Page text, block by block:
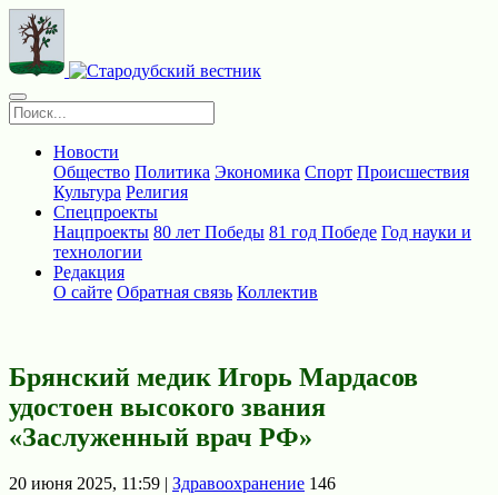
Новости
Общество Политика Экономика Спорт Происшествия
Культура Религия
Спецпроекты
Нацпроекты 80 лет Победы 81 год Победе Год науки и
технологии
Редакция
О сайте Обратная связь Коллектив
Брянский медик Игорь Мардасов
удостоен высокого звания
«Заслуженный врач РФ»
20 июня 2025, 11:59 | Здравоохранение 146